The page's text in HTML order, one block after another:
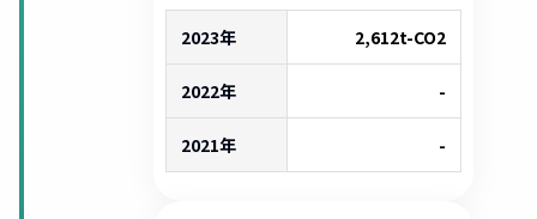
2023年 2,612t-CO2
2022年 -
2021年 -